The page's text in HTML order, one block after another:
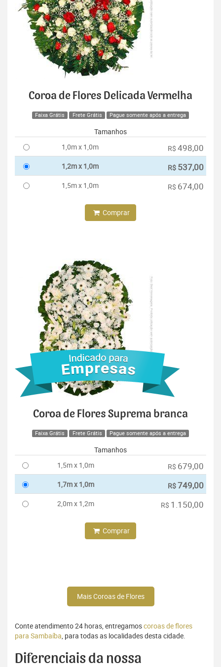
Coroa de Flores Delicada Vermelha
Faixa Grátis Frete Grátis Pague somente após a entrega
Tamanhos
1,0m x 1,0m
R$ 498,00
1,2m x 1,0m R$ 537,00
1,5m x 1,0m R$ 674,00
Comprar
Coroa de Flores Suprema branca
Faixa Grátis Frete Grátis Pague somente após a entrega
Tamanhos
1,5m x 1,0m
R$ 679,00
1,7m x 1,0m R$749,00
2,0m x 1,2m R$ 1.150,00
Comprar
Mais Coroas de Flores
Conte atendimento 24 horas, entregamoscoroas de flores
para Sambaíba, para todas as localidades desta cidade.
Diferenciais da nossa